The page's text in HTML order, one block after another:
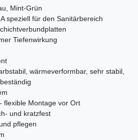
Mint-Grün
speziell für den Sanitärbereich
Tiefenwirkung
wärmeverformbar, sehr stabil,
flexible Montage vor Ort
und kratzfest
pflegen